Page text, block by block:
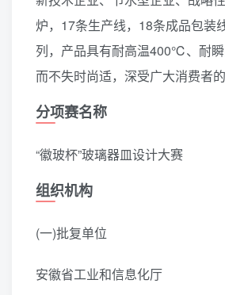
炉，17条生产线，18条成品包装
列，产品具有耐高温400℃、耐
而不失时尚适，深受广大消费者
分项赛名称
“徽玻杯”玻璃器皿设计大赛
组织机构
(一)批复单位
安徽省工业和信息化厅